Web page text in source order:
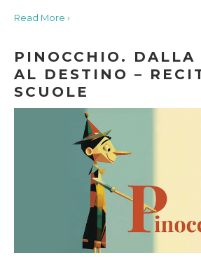
Read More ›
PINOCCHIO. DALLA
AL DESTINO –
SCUOLE